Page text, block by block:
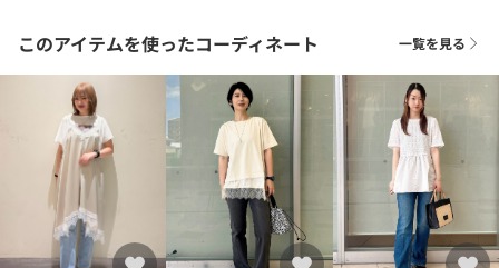
※照明の関係により、実際よりも色味が違って見える場合があり
ます。また、パソコン・スマートフォンなどの環境により、若干
製品と画像のカラーが異なる場合もございます。
このアイテムを使ったコーディネート 一覧を見る